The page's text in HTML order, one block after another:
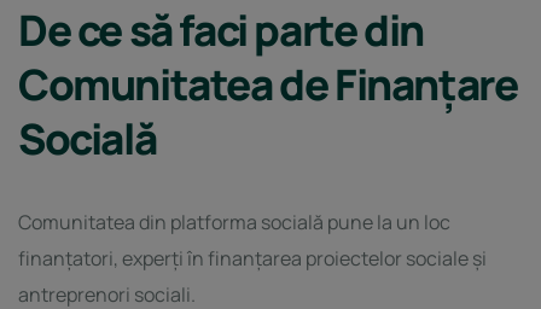
De ce să faci parte din
Comunitatea de Finanțare
Socială
Comunitatea din platforma socială pune la un loc
finanțatori, experți în finanțarea proiectelor sociale și
antreprenori sociali.